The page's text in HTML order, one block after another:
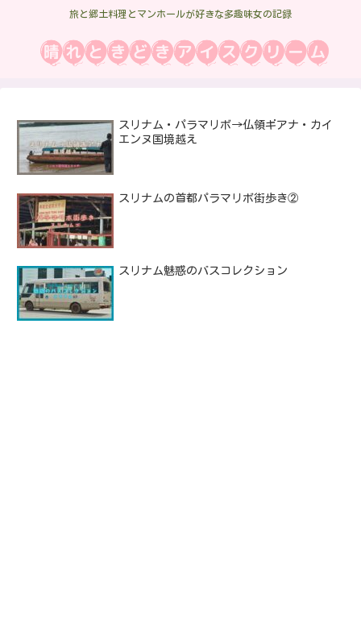
旅と郷土料理とマンホールが好きな多趣味女の記録
スリナム・パラマリボ→仏領ギアナ・カイ
エンヌ国境越え
スリナムの首都パラマリボ街歩き②
スリナム魅惑のバスコレクション